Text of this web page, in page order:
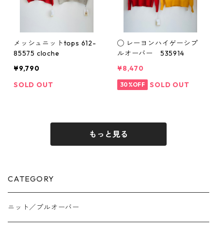
メッシュニットtops 612-
85575 cloche
¥9,790
SOLD OUT
◯ レーヨンハイゲーシプ
ルオーバー 535914
¥8,470
30%OFF SOLD OUT
もっと見る
CATEGORY
ニット／プルオーバー